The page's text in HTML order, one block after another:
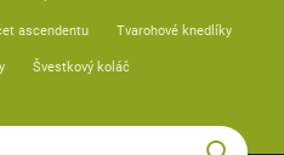
ascendentu Tvarohové knedlíky
Švestkový koláč